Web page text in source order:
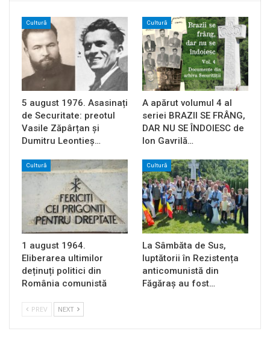
Cultură
5 august 1976. Asasinați
de Securitate: preotul
Vasile Zăpârțan și
Dumitru Leontieș…
Cultură
A apărut volumul 4 al
seriei BRAZII SE FRÂNG,
DAR NU SE ÎNDOIESC de
Ion Gavrilă…
Cultură
1 august 1964.
Eliberarea ultimilor
deținuți politici din
România comunistă
Cultură
La Sâmbăta de Sus,
luptătorii în Rezistența
anticomunistă din
Făgăraș au fost…
PREV NEXT